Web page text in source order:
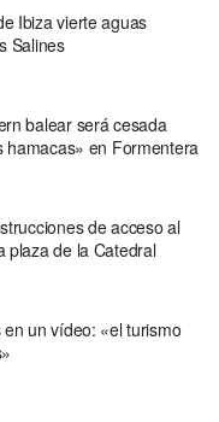
Ibiza vierte aguas
Salines
balear será cesada
hamacas» en Formentera
de acceso al
plaza de la Catedral
un vídeo: «el turismo